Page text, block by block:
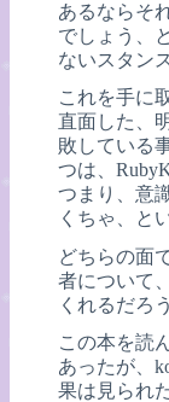
あるならそ
でしょう、
ないスタン
これを手に
直面した、
敗している
つは、
つまり、意
くちゃ、と
どちらの面
者について
くれるだろ
この本を読
あったが、
果は見られ